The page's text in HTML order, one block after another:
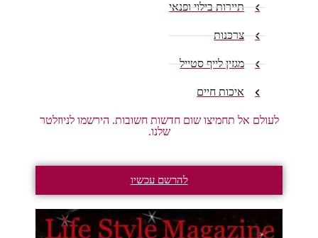
תיירות בילוי ופנאי
צרכנות
מגזין לייף סטייל
איכות חיים
לעולם אל תחמיצו שום חדשות חשובות. הירשמו לניוזלטר
שלנו.
להרשם עכשיו